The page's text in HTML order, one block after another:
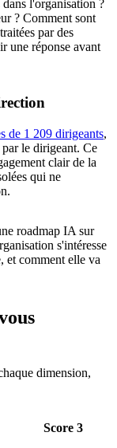
l'organisation ?
? Comment sont
par des
une réponse avant
de 1 209 dirigeants,
le dirigeant. Ce
clair de la
qui ne
roadmap IA sur
s'intéresse
et comment elle va
dimension,
Score 3